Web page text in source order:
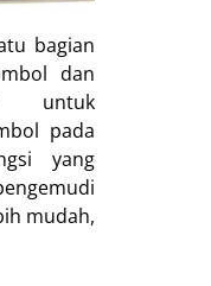
bagian
dan
untuk
pada
yang
mudah,